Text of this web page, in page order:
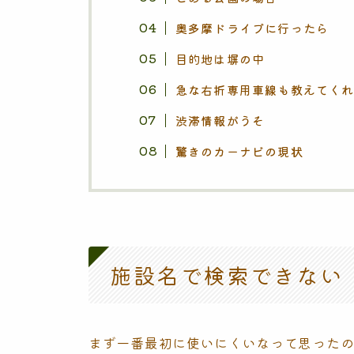
奥多摩ドライブに行ったら
目的地は塀の中
急な右折専用車線も教えてく
渋滞情報がうそ
驚きのカーナビの現状
施設名で検索できない
まず一番最初に使いにくいなって思ったの